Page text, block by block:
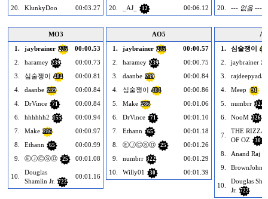
20.
KlunkyDoo 00:03.27
20.
_AJ_ 12 00:06.12
20.
--- 없음 ---
MO3
1.
jaybrainer 275
00:00.53
2.
haramey 239
00:00.73
3.
심술쟁이 484
00:00.81
4.
daanbe 239
00:00.84
4.
DrVince 71
00:00.84
6.
hhhhhh2 155
00:00.94
7.
Make 286
00:00.97
8.
Ethann 65
00:00.99
9.
ⒺⒿⒸⓈⒹ 25 00:01.08
10.
Douglas
Shamlin Jr.
722
00:01.16
AO5
1.
jaybrainer 275
00:00.57
2.
haramey 239
00:00.75
3.
daanbe 239
00:00.84
4.
심술쟁이 484
00:00.86
5.
Make 286
00:01.06
6.
DrVince 71
00:01.10
7.
Ethann 65
00:01.18
8.
ⒺⒿⒸⓈⒹ 25
00:01.26
9.
numbrr 322
00:01.29
10.
Willy01 30 00:01.39
1.
심술쟁이
2. jaybrainer
3.
4.
Meep 91
5. numbrr 322
6. NooM 326
7.
THE
OF OZ
30
8. Anand Raj
9.
10.
Douglas
Jr.
722